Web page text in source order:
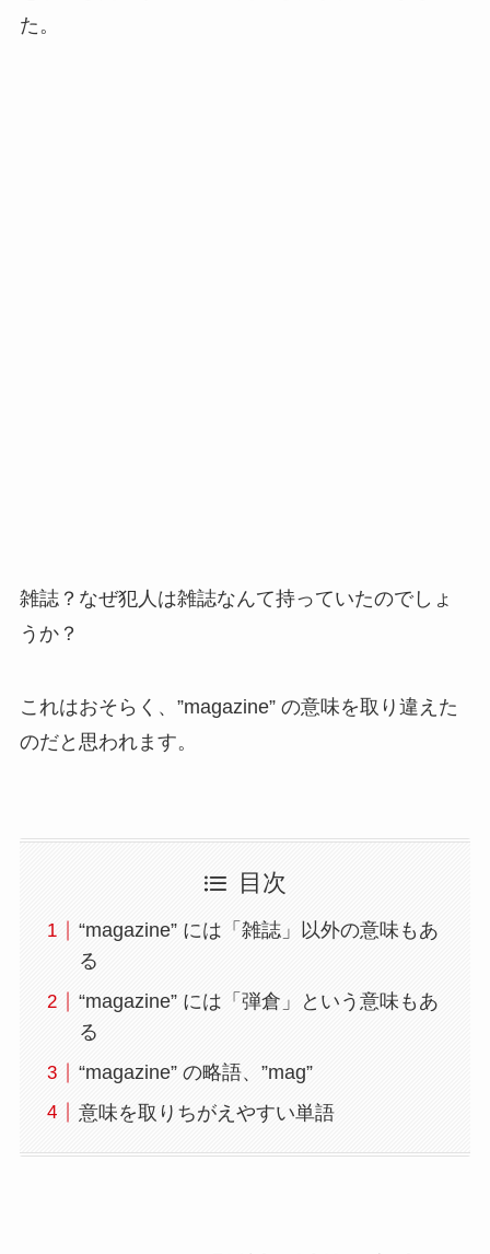
た。
雑誌？なぜ犯人は雑誌なんて持っていたのでしょ
うか？
これはおそらく、”magazine” の意味を取り違えた
のだと思われます。
目次
“magazine” には「雑誌」以外の意味もあ
る
“magazine” には「弾倉」という意味もあ
る
“magazine” の略語、”mag”
意味を取りちがえやすい単語